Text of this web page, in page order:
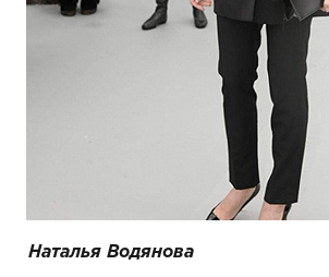
Наталья Водянова